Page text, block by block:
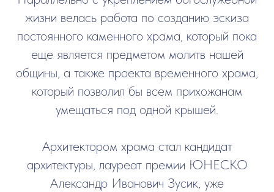
жизни велась работа по созданию эскиза
постоянного каменного храма, который пока
еще является предметом молитв нашей
общины, а также проекта временного храма,
который позволил бы всем прихожанам
умещаться под одной крышей.
Архитектором храма стал кандидат
архитектуры, лауреат премии ЮНЕСКО
Александр Иванович Зусик, уже